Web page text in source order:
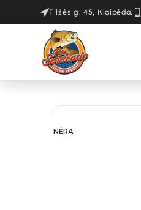
Tilžės g. 45, Klaipėda.
NĖRA